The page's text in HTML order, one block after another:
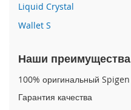
1
6
P
o
a
Liquid Crystal
Wallet S
Наши преимущества
100% оригинальный Spigen
Гарантия качества